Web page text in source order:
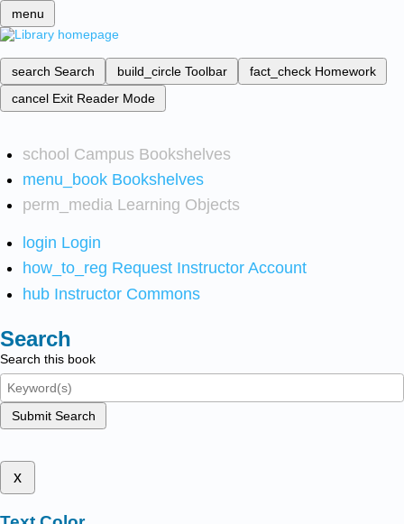
menu
search Search build_circle Toolbar fact_check Homework
cancel Exit Reader Mode
school Campus Bookshelves
menu_book Bookshelves
perm_media Learning Objects
login Login
how_to_reg Request Instructor Account
hub Instructor Commons
Search
Search this book
Submit Search
x